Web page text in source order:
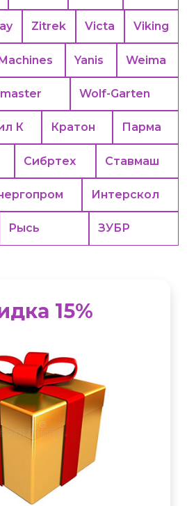
Zitrek Victa Viking
Yanis Weima
Wolf-Garten
К Кратон Парма
Сибртех Ставмаш
Интерскол
Рысь ЗУБР
15%